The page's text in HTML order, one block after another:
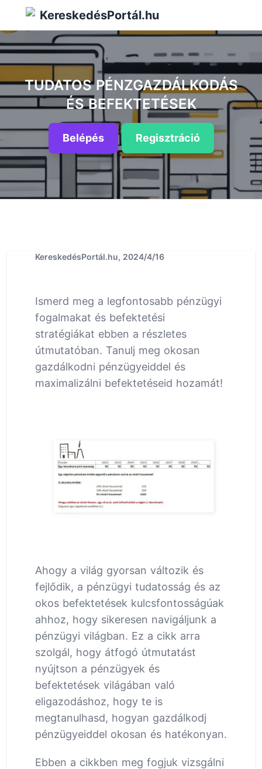
KereskedésPortál.hu
TUDATOS PÉNZGAZDÁLKODÁS
ÉS BEFEKTETÉSEK
Belépés Regisztráció
KereskedésPortál.hu, 2024/4/16
Ismerd meg a legfontosabb pénzügyi
fogalmakat és befektetési
stratégiákat ebben a részletes
útmutatóban. Tanulj meg okosan
gazdálkodni pénzügyeiddel és
maximalizálni befektetéseid hozamát!
Ahogy a világ gyorsan változik és
fejlődik, a pénzügyi tudatosság és az
okos befektetések kulcsfontosságúak
ahhoz, hogy sikeresen navigáljunk a
pénzügyi világban. Ez a cikk arra
szolgál, hogy átfogó útmutatást
nyújtson a pénzügyek és
befektetések világában való
eligazodáshoz, hogy te is
megtanulhasd, hogyan gazdálkodj
pénzügyeiddel okosan és hatékonyan.
Ebben a cikkben meg fogjuk vizsgálni